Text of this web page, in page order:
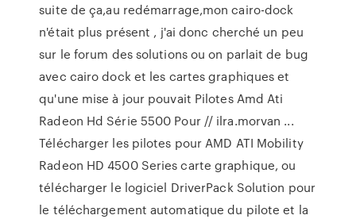
suite de ça,au redémarrage,mon cairo-dock
n'était plus présent , j'ai donc cherché un peu
sur le forum des solutions ou on parlait de bug
avec cairo dock et les cartes graphiques et
qu'une mise à jour pouvait Pilotes Amd Ati
Radeon Hd Série 5500 Pour // ilra.morvan ...
Télécharger les pilotes pour AMD ATI Mobility
Radeon HD 4500 Series carte graphique, ou
télécharger le logiciel DriverPack Solution pour
le téléchargement automatique du pilote et la